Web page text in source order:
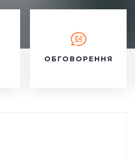
ОБГОВОРЕННЯ